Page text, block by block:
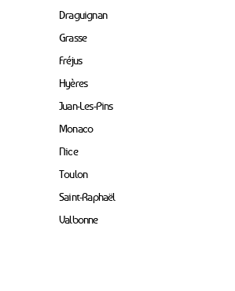
Draguignan
Grasse
Fréjus
Hyères
Juan-Les-Pins
Monaco
Nice
Toulon
Saint-Raphaël
Valbonne